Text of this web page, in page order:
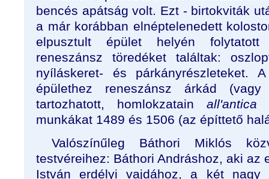
bencés apátság volt. Ezt - birtokviták
a már korábban elnéptelenedett
elpusztult épület helyén
reneszánsz töredéket találtak:
nyíláskeret- és párkányrészleteket.
épülethez reneszánsz árkád
tartozhatott, homlokzatain all'antica
munkákat 1489 és 1506 (az építtető
Valószínűleg Báthori Miklós
testvéreihez: Báthori Andráshoz, aki az
István erdélyi vajdához, a két nagy